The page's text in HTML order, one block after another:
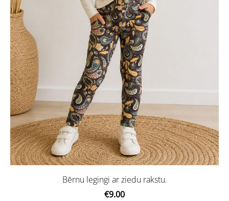
Bērnu legingi ar ziedu rakstu.
€9.00